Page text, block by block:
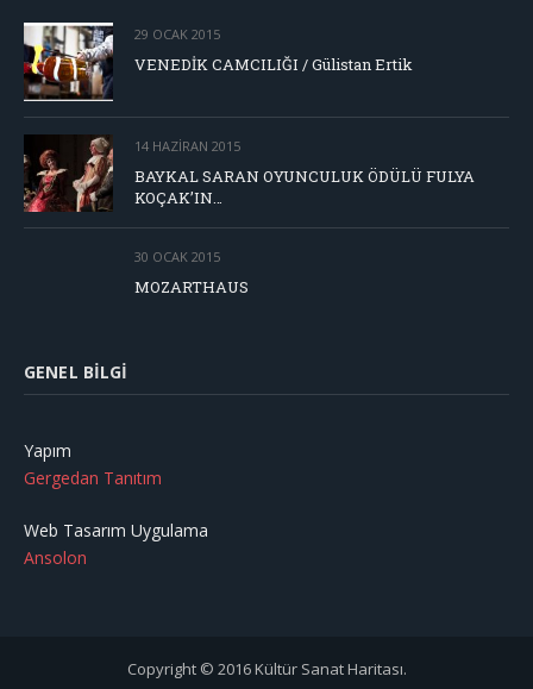
29 OCAK 2015
VENEDİK CAMCILIĞI / Gülistan Ertik
14 HAZIRAN 2015
BAYKAL SARAN OYUNCULUK ÖDÜLÜ FULYA
KOÇAK’IN…
30 OCAK 2015
MOZARTHAUS
GENEL BILGI
Yapım
Gergedan Tanıtım
Web Tasarım Uygulama
Ansolon
Copyright © 2016 Kültür Sanat Haritası.